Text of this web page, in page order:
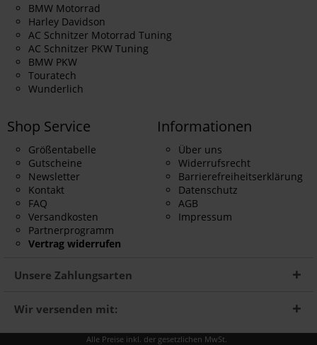
BMW Motorrad
Harley Davidson
AC Schnitzer Motorrad Tuning
AC Schnitzer PKW Tuning
BMW PKW
Touratech
Wunderlich
Shop Service
Größentabelle
Gutscheine
Newsletter
Kontakt
FAQ
Versandkosten
Partnerprogramm
Vertrag widerrufen
Informationen
Über uns
Widerrufsrecht
Barrierefreiheitserklärung
Datenschutz
AGB
Impressum
Unsere Zahlungsarten
Wir versenden mit:
Alle Preise inkl. der gesetzlichen MwSt.